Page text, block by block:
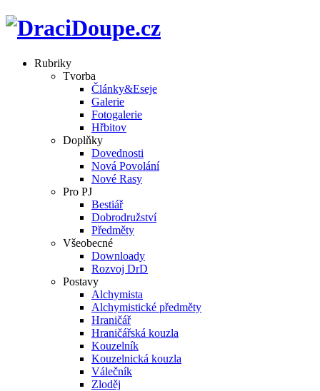
Rubriky
Tvorba
Články&Eseje
Galerie
Fotogalerie
Hřbitov
Doplňky
Dovednosti
Nová Povolání
Nové Rasy
Pro PJ
Bestiář
Dobrodružství
Předměty
Všeobecné
Downloady
Rozvoj DrD
Postavy
Alchymista
Alchymistické předměty
Hraničář
Hraničářská kouzla
Kouzelník
Kouzelnická kouzla
Válečník
Zloděj